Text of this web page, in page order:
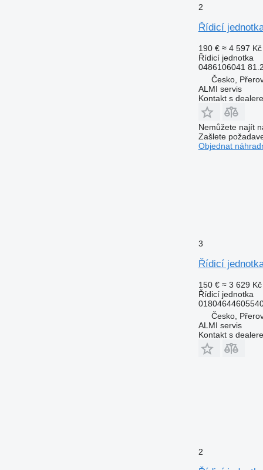
2
Řídicí
190 € ≈ 4 597 Kč
Řídicí jednotka
0486106041
Česko,
ALMI servis
Kontakt s
Nemůžete najít
Zašlete
Objednat
3
Řídicí
150 € ≈ 3 629 Kč
Řídicí jednotka
Česko,
ALMI servis
Kontakt s
2